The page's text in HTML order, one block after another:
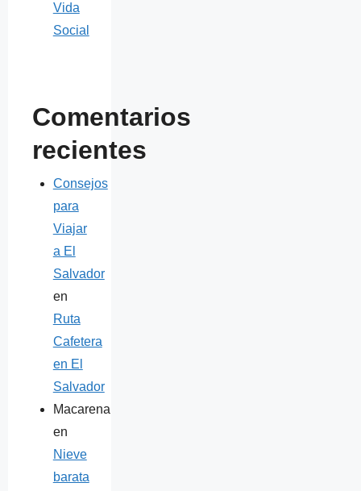
Vida
Social
Comentarios
recientes
Consejos
para
Viajar
a El
Salvador
en
Ruta
Cafetera
en El
Salvador
Macarena
en
Nieve
barata